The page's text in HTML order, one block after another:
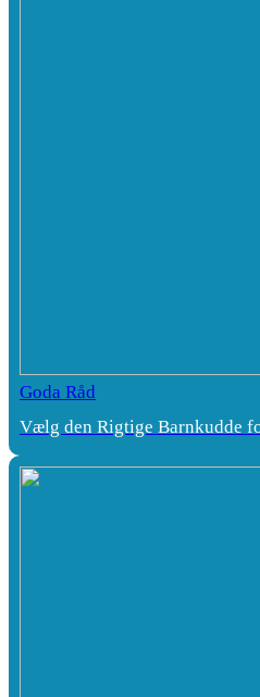
Goda Råd
Vælg den Rigtige Barnkudde